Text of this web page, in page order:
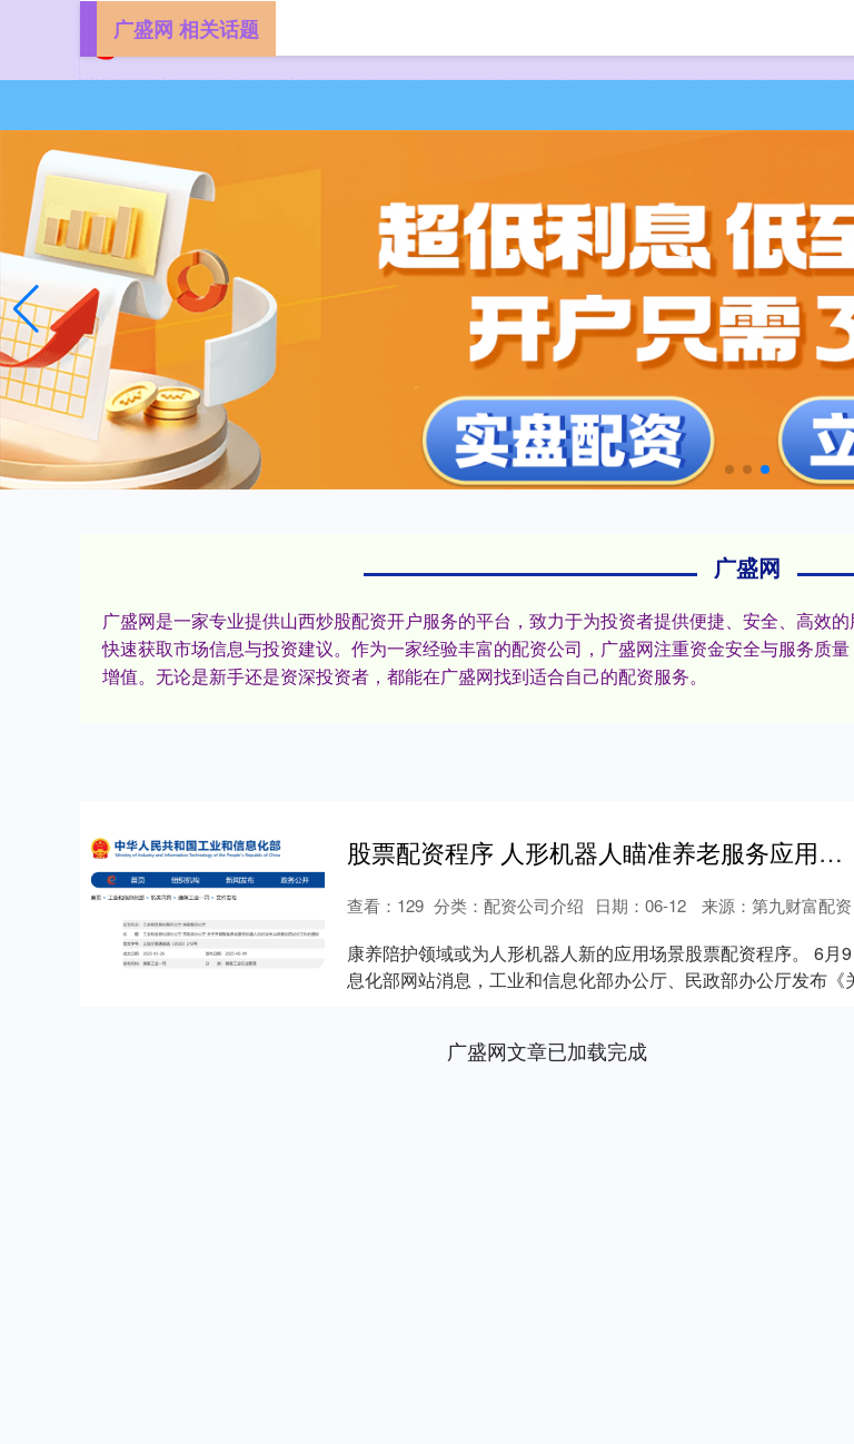
广盛网
广盛网是一家专业提供山西炒股配资开户服务的平台，致力于为投资者提供便捷、安全、高效
快速获取市场信息与投资建议。作为一家经验丰富的配资公司，广盛网注重资金安全与服务质
增值。无论是新手还是资深投资者，都能在广盛网找到适合自己的配资服务。
广盛网 相关话题
股票配资程序 人形机器人瞄准养老服务应用场景
日期：06-12 来源：第九财富配资
查看： 129 分类： 配资公司介绍
康养陪护领域或为人形机器人新的应用场景股票配资程序。 6月
息化部网站消息，工业和信息化部办公厅、民政部办公厅发布《
广盛网文章已加载完成